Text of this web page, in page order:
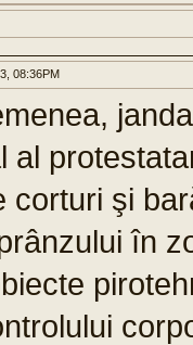
08:36PM
al
corturi şi
în